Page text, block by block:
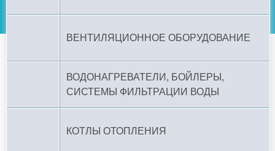
ВЕНТИЛЯЦИОННОЕ ОБОРУДОВАНИЕ
ВОДОНАГРЕВАТЕЛИ, БОЙЛЕРЫ,
СИСТЕМЫ ФИЛЬТРАЦИИ ВОДЫ
КОТЛЫ ОТОПЛЕНИЯ